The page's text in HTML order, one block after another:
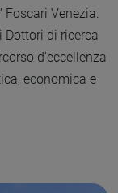
Venezia.
di ricerca
d'eccellenza
economica e